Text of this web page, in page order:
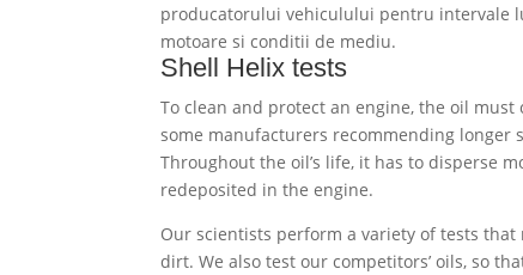
producatorului vehiculului pentru intervale
motoare si conditii de mediu.
Shell Helix tests
To clean and protect an engine, the oil
some manufacturers recommending longer
Throughout the oil’s life, it has to disperse
redeposited in the engine.
Our scientists perform a variety of tests
dirt. We also test our competitors’ oils, so